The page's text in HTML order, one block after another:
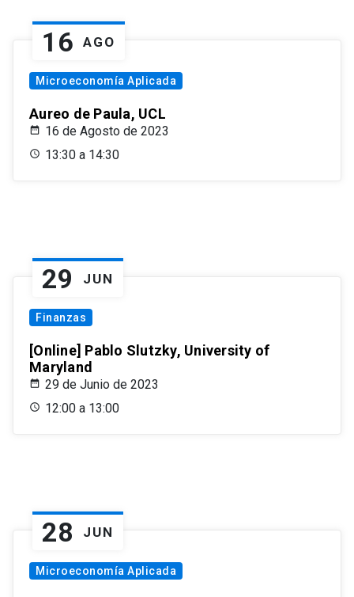
16 AGO
Microeconomía Aplicada
Aureo de Paula, UCL
16 de Agosto de 2023
13:30 a 14:30
29 JUN
Finanzas
[Online] Pablo Slutzky, University of
Maryland
29 de Junio de 2023
12:00 a 13:00
28 JUN
Microeconomía Aplicada